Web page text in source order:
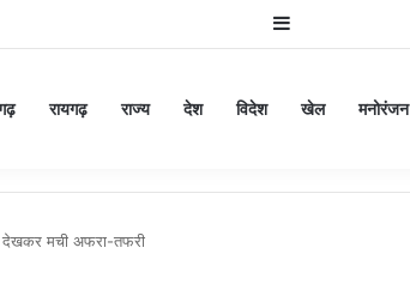
Sidebar
रायगढ़ राज्य देश विदेश खेल मनोरंजन
देखकर मची अफरा-तफरी